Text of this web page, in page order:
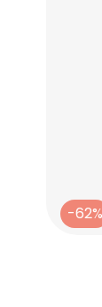
-62%